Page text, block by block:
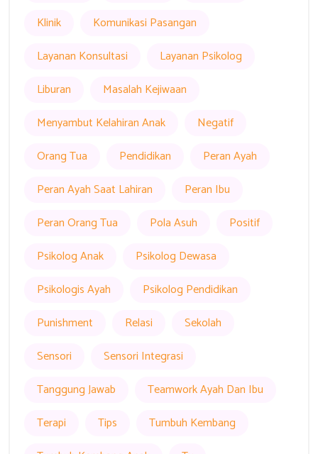
Klinik
Komunikasi Pasangan
Layanan Konsultasi
Layanan Psikolog
Liburan
Masalah Kejiwaan
Menyambut Kelahiran Anak
Negatif
Orang Tua
Pendidikan
Peran Ayah
Peran Ayah Saat Lahiran
Peran Ibu
Peran Orang Tua
Pola Asuh
Positif
Psikolog Anak
Psikolog Dewasa
Psikologis Ayah
Psikolog Pendidikan
Punishment
Relasi
Sekolah
Sensori
Sensori Integrasi
Tanggung Jawab
Teamwork Ayah Dan Ibu
Terapi
Tips
Tumbuh Kembang